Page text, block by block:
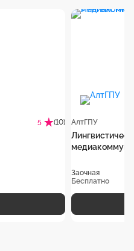
5 (10) АлтГПУ
Заочная
Бесплатно